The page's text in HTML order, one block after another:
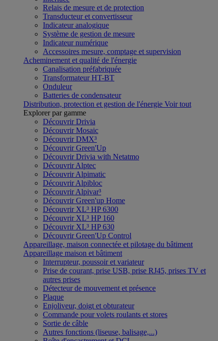
Relais de mesure et de protection
Transducteur et convertisseur
Indicateur analogique
Système de gestion de mesure
Indicateur numérique
Accessoires mesure, comptage et supervision
Acheminement et qualité de l'énergie
Canalisation préfabriquée
Transformateur HT-BT
Onduleur
Batteries de condensateur
Distribution, protection et gestion de l'énergie Voir tout
Explorer par gamme
Découvrir Drivia
Découvrir Mosaic
Découvrir DMX³
Découvrir Green'Up
Découvrir Drivia with Netatmo
Découvrir Alptec
Découvrir Alpimatic
Découvrir Alpibloc
Découvrir Alpivar³
Découvrir Green'up Home
Découvrir XL³ HP 6300
Découvrir XL³ HP 160
Découvrir XL³ HP 630
Découvrir Green'Up Control
Appareillage, maison connectée et pilotage du bâtiment
Appareillage maison et bâtiment
Interrupteur, poussoir et variateur
Prise de courant, prise USB, prise RJ45, prises TV et
autres prises
Détecteur de mouvement et présence
Plaque
Enjoliveur, doigt et obturateur
Commande pour volets roulants et stores
Sortie de câble
Autres fonctions (liseuse, balisage,...)